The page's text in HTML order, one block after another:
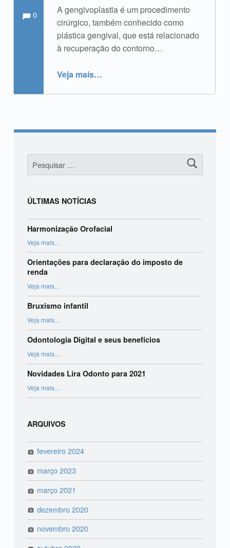
A gengivoplastia é um procedimento
cirúrgico, também conhecido como
plástica gengival, que está relacionado
à recuperação do contorno…
Veja mais…
Escrito por:Comentários:
Comments:
0
Pesquisar por:
ÚLTIMAS NOTÍCIAS
Harmonização Orofacial
Veja mais…
Orientações para declaração do imposto de
renda
Veja mais“Orientações para declaração do imposto de renda”
…
Bruxismo infantil
Veja mais…
Odontologia Digital e seus benefícios
Veja mais…
Novidades Lira Odonto para 2021
Veja mais…
ARQUIVOS
fevereiro 2024
março 2023
março 2021
dezembro 2020
novembro 2020